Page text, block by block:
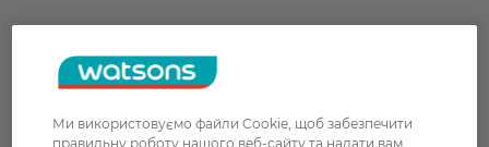
Ми використовуємо файли Cookie, щоб забезпечити
правильну роботу нашого веб-сайту та надати вам